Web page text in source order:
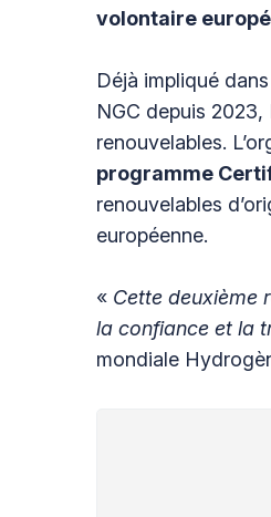
volontaire
Déjà impliqué
NGC depuis
renouvelables.
programme
renouvelables
européenne.
« Cette deuxième
la confiance et la
mondiale